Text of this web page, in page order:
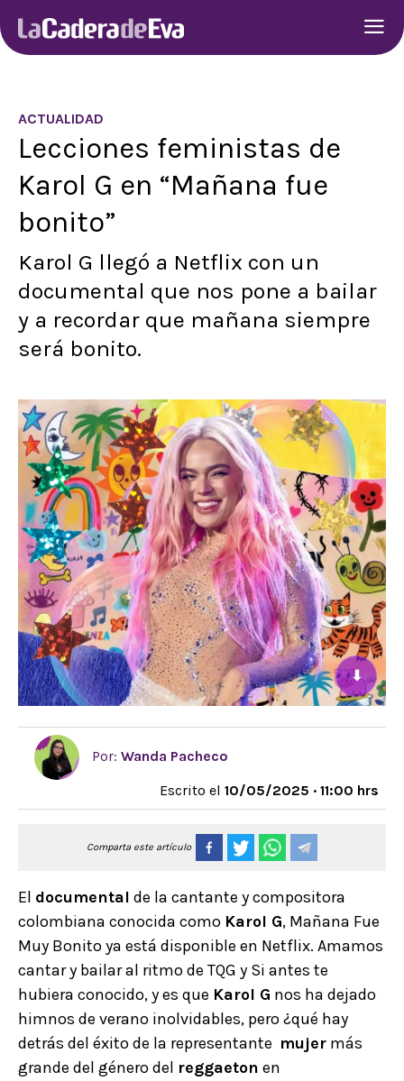
ACTUALIDAD
Lecciones feministas de
Karol G en “Mañana fue
bonito”
Karol G llegó a Netflix con un
documental que nos pone a bailar
y a recordar que mañana siempre
será bonito.
⬇
Por: Wanda Pacheco
Escrito el 10/05/2025 · 11:00 hrs
Comparta este artículo
El documental de la cantante y compositora
colombiana conocida como Karol G, Mañana Fue
Muy Bonito ya está disponible en Netflix. Amamos
cantar y bailar al ritmo de TQG y Si antes te
hubiera conocido, y es que Karol G nos ha dejado
himnos de verano inolvidables, pero ¿qué hay
detrás del éxito de la representante mujer más
grande del género del reggaeton en